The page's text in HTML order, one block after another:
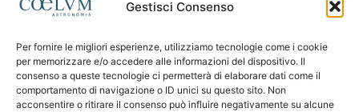
Gestisci Consenso
Per fornire le migliori esperienze, utilizziamo tecnologie come i cookie
per memorizzare e/o accedere alle informazioni del dispositivo. Il
consenso a queste tecnologie ci permetterà di elaborare dati come il
comportamento di navigazione o ID unici su questo sito. Non
acconsentire o ritirare il consenso può influire negativamente su alcune
Contattaci:coelumastro@coelum.com
SEGUICI